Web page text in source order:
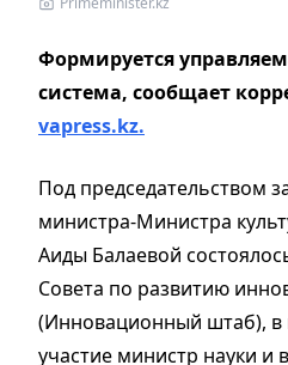
Формируется
система, сообщает
vapress.kz.
Под председательством
министра-Министра
Аиды Балаевой
Совета по развитию
(Инновационный штаб), в
участие министр науки и